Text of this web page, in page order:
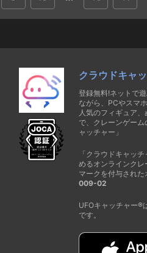
クラウドキャ
登録無料!ネットで
ながら、PCやスマ
人気のフィギュア
で、クレーンゲー
ャッチャー」
「クラウドキャッ
めるオンラインク
マークを付与された
009-02
UFOキャッチャー®
です。